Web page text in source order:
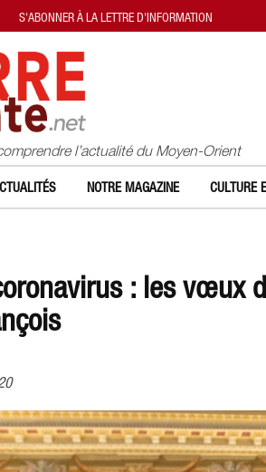
l’actualité du Moyen-Orient
NOTRE MAGAZINE CULTURE
: les vœux
S'ABONNER À LA LETTRE D'INFORMATION